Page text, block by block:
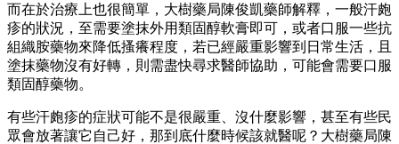
而在於治療上也很簡單，大樹藥局陳俊凱藥師解釋，一般汗皰
疹的狀況，至需要塗抹外用類固醇軟膏即可，或者口服一些抗
組織胺藥物來降低搔癢程度，若已經嚴重影響到日常生活，且
塗抹藥物沒有好轉，則需盡快尋求醫師協助，可能會需要口服
類固醇藥物。
有些汗皰疹的症狀可能不是很嚴重、沒什麼影響，甚至有些民
眾會放著讓它自己好，那到底什麼時候該就醫呢？大樹藥局陳